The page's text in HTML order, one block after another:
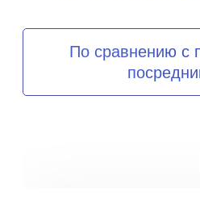
По сравнению с